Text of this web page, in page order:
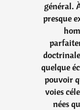
général.
presque
quelque
pouvoir
voies
nées